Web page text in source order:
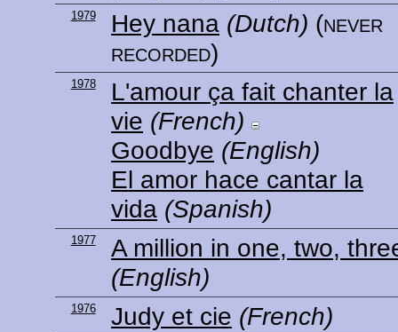
1979 Hey nana (Dutch) (never
recorded)
1978
L'amour ça fait chanter la
vie (French)
Goodbye (English)
El amor hace cantar la
vida (Spanish)
1977
A million in one, two,
(English)
1976 Judy et cie (French)